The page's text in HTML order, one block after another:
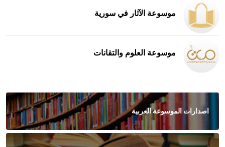
موسوعة الآثار في سورية
موسوعة العلوم والتقانات
اصدارات الموسوعة العربية